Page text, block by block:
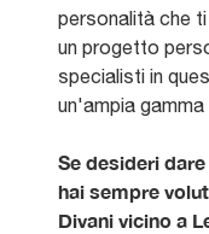
personalità che
un progetto
specialisti in
un'ampia
Se desideri
hai sempre
Divani vicino a